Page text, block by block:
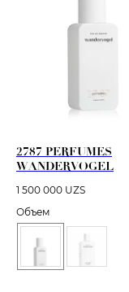
2787 PERFUMES
WANDERVOGEL
1 500 000 UZS
Объем